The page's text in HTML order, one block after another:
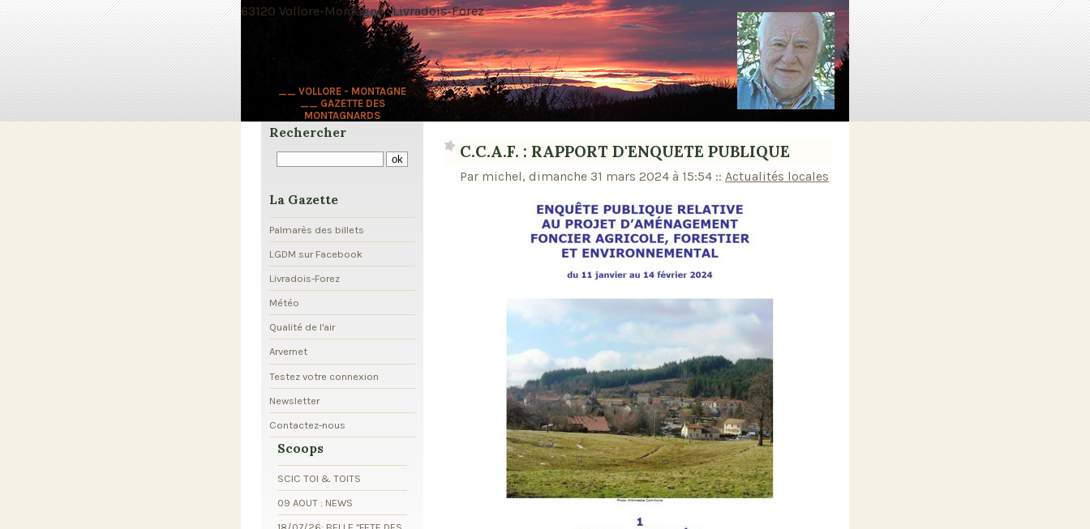
__ VOLLORE - MONTAGNE
__ GAZETTE DES
MONTAGNARDS
63120 Vollore-Montagne · Livradois-Forez
C.C.A.F. : RAPPORT D'ENQUETE PUBLIQUE
Par michel, dimanche 31 mars 2024 à 15:54 :: Actualités locales
Rechercher
La Gazette
Palmarès des billets
LGDM sur Facebook
Livradois-Forez
Météo
Qualité de l'air
Arvernet
Testez votre connexion
Newsletter
Contactez-nous
Scoops
SCIC TOI & TOITS
09 AOUT : NEWS